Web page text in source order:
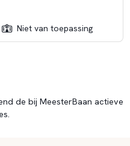
Niet van toepassing
de bij MeesterBaan actieve